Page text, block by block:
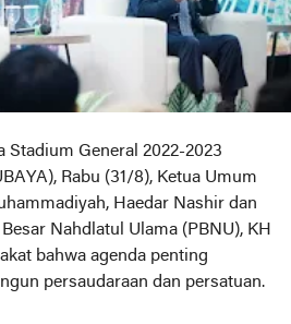
Stadium General 2022-2023
Rabu (31/8), Ketua Umum
Haedar Nashir dan
Nahdlatul Ulama (PBNU), KH
bahwa agenda penting
persaudaraan dan persatuan.